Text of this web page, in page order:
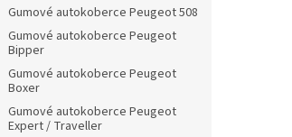
Gumové autokoberce Peugeot 508
Gumové autokoberce Peugeot
Bipper
Gumové autokoberce Peugeot
Boxer
Gumové autokoberce Peugeot
Expert / Traveller